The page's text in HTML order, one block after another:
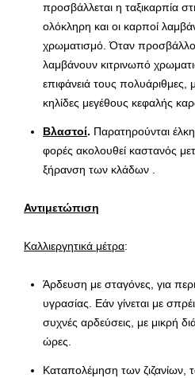
προσβάλλεται η ταξικαρπία
ολόκληρη και οι καρποί
χρωματισμό. Όταν
λαμβάνουν κιτρινωπό
επιφάνειά τους πολυάριθμες,
κηλίδες μεγέθους κεφαλής
Βλαστοί. Παρατηρούνται
φορές ακολουθεί καστανός
ξήρανση των κλάδων .
Αντιμετώπιση
Καλλιεργητικά μέτρα:
Άρδευση με σταγόνες, για
υγρασίας. Εάν γίνεται με
συχνές αρδεύσεις, με μικρή
ώρες.
Καταπολέμηση των ζιζανίων,